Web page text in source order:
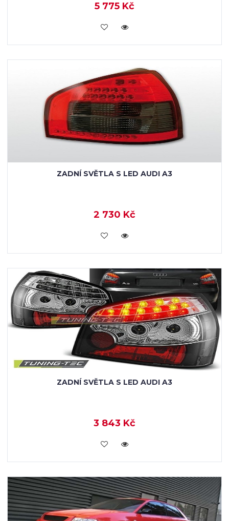
5 775 Kč
KOUPIT
ZADNÍ SVĚTLA S LED AUDI A3
2 730 Kč
KOUPIT
ZADNÍ SVĚTLA S LED AUDI A3
3 843 Kč
KOUPIT